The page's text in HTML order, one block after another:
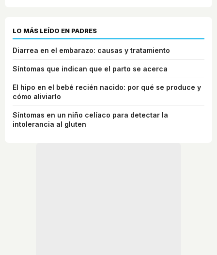
LO MÁS LEÍDO EN PADRES
Diarrea en el embarazo: causas y tratamiento
Síntomas que indican que el parto se acerca
El hipo en el bebé recién nacido: por qué se produce y
cómo aliviarlo
Síntomas en un niño celíaco para detectar la
intolerancia al gluten